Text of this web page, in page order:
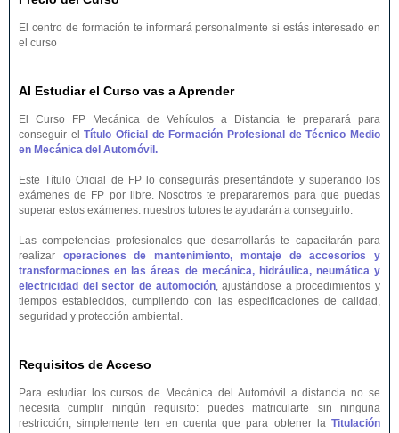
El centro de formación te informará personalmente si estás interesado en
el curso
Al Estudiar el Curso vas a Aprender
El Curso FP Mecánica de Vehículos a Distancia te preparará para
conseguir elTítulo Oficial de Formación Profesional de Técnico Medio
en Mecánica del Automóvil.
Este Título Oficial de FP lo conseguirás presentándote y superando los
exámenes de FP por libre. Nosotros te prepararemos para que puedas
superar estos exámenes: nuestros tutores te ayudarán a conseguirlo.
Las competencias profesionales que desarrollarás te capacitarán para
realizar operaciones de mantenimiento, montaje de accesorios y
transformaciones en las áreas de mecánica, hidráulica, neumática y
electricidad del sector de automoción, ajustándose a procedimientos y
tiempos establecidos, cumpliendo con las especificaciones de calidad,
seguridad y protección ambiental.
Requisitos de Acceso
Para estudiar los cursos de Mecánica del Automóvil a distancia no se
necesita cumplir ningún requisito: puedes matricularte sin ninguna
restricción, simplemente ten en cuenta que para obtener la Titulación